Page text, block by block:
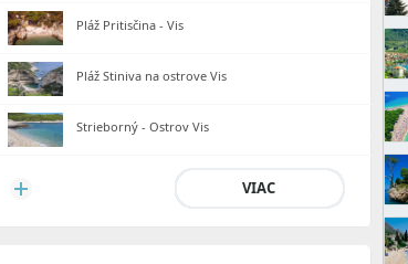
Pláž Pritisčina - Vis
Pláž Stiniva na ostrove Vis
Strieborný - Ostrov Vis
VIAC